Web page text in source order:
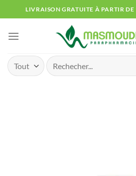
au
contenu
LIVRAISON GRATUITE À PARTIR
Recherche
pour :